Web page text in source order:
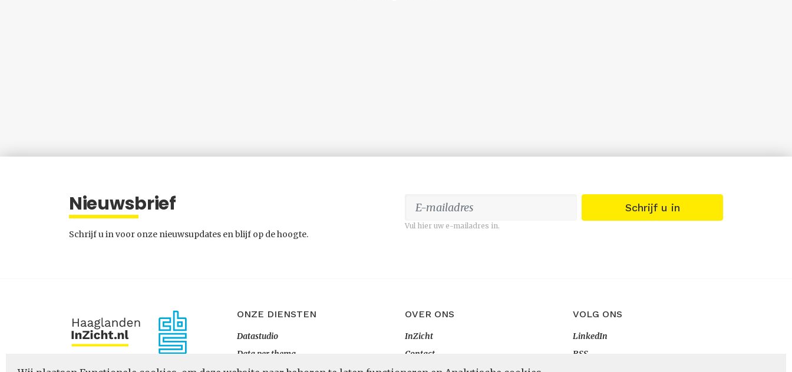
Nieuwsbrief
Schrijf u in voor onze nieuwsupdates en blijf op de hoogte.
Schrijf u in
Vul hier uw e-mailadres in.
ONZE DIENSTEN
Datastudio
Data per thema
OVER ONS
InZicht
Contact
VOLG ONS
LinkedIn
RSS